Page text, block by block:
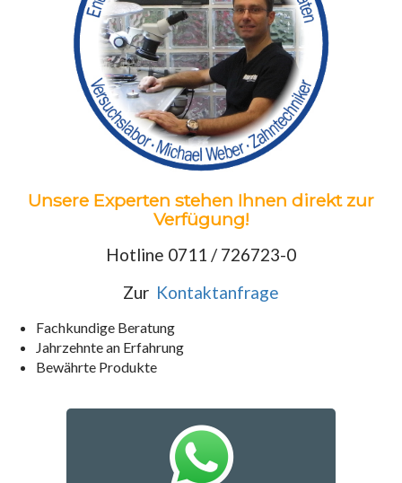
Unsere Experten stehen Ihnen direkt zur
Verfügung!
Hotline 0711 / 726723-0
Zur Kontaktanfrage
Fachkundige Beratung
Jahrzehnte an Erfahrung
Bewährte Produkte